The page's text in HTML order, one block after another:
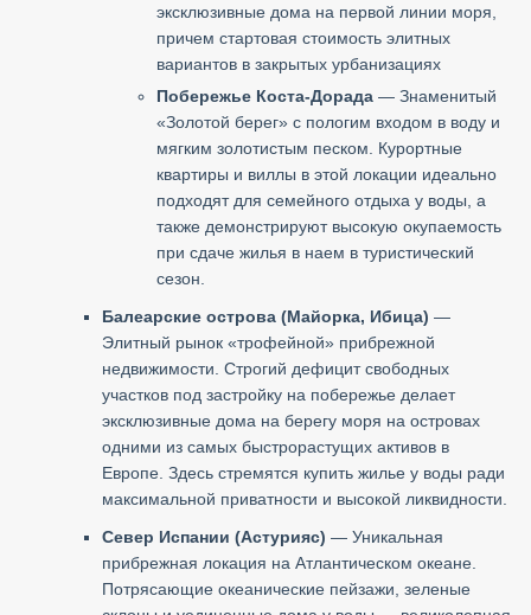
эксклюзивные дома на первой линии моря,
причем стартовая стоимость элитных
вариантов в закрытых урбанизациях
Побережье Коста-Дорада — Знаменитый
«Золотой берег» с пологим входом в воду и
мягким золотистым песком. Курортные
квартиры и виллы в этой локации идеально
подходят для семейного отдыха у воды, а
также демонстрируют высокую окупаемость
при сдаче жилья в наем в туристический
сезон.
Балеарские острова (Майорка, Ибица) —
Элитный рынок «трофейной» прибрежной
недвижимости. Строгий дефицит свободных
участков под застройку на побережье делает
эксклюзивные дома на берегу моря на островах
одними из самых быстрорастущих активов в
Европе. Здесь стремятся купить жилье у воды ради
максимальной приватности и высокой ликвидности.
Север Испании (Астурияс) — Уникальная
прибрежная локация на Атлантическом океане.
Потрясающие океанические пейзажи, зеленые